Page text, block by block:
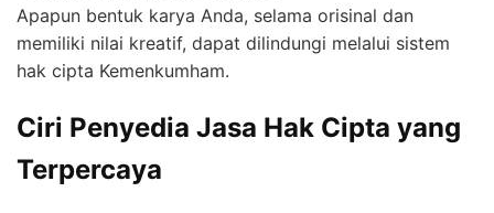
Apapun bentuk karya Anda, selama orisinal dan
memiliki nilai kreatif, dapat dilindungi melalui sistem
hak cipta Kemenkumham.
Ciri Penyedia Jasa Hak Cipta yang
Terpercaya